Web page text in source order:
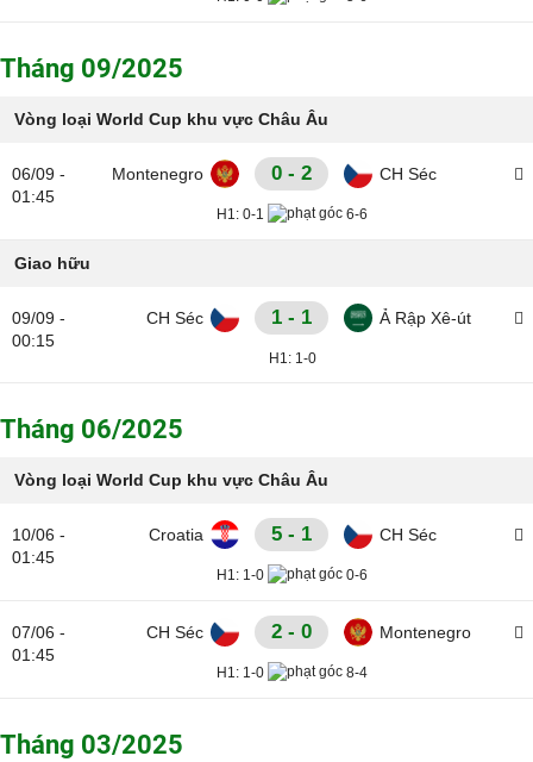
Tháng 09/2025
Vòng loại World Cup khu vực Châu Âu
06/09 -
01:45
Montenegro 0 - 2 CH Séc
H1: 0-1 6-6
Giao hữu
09/09 -
00:15
CH Séc 1 - 1 Ả Rập Xê-út
H1:1-0
Tháng 06/2025
Vòng loại World Cup khu vực Châu Âu
10/06 -
01:45
Croatia 5 - 1 CH Séc
H1: 1-0 0-6
07/06 -
01:45
CH Séc 2 - 0 Montenegro
H1: 1-0 8-4
Tháng 03/2025